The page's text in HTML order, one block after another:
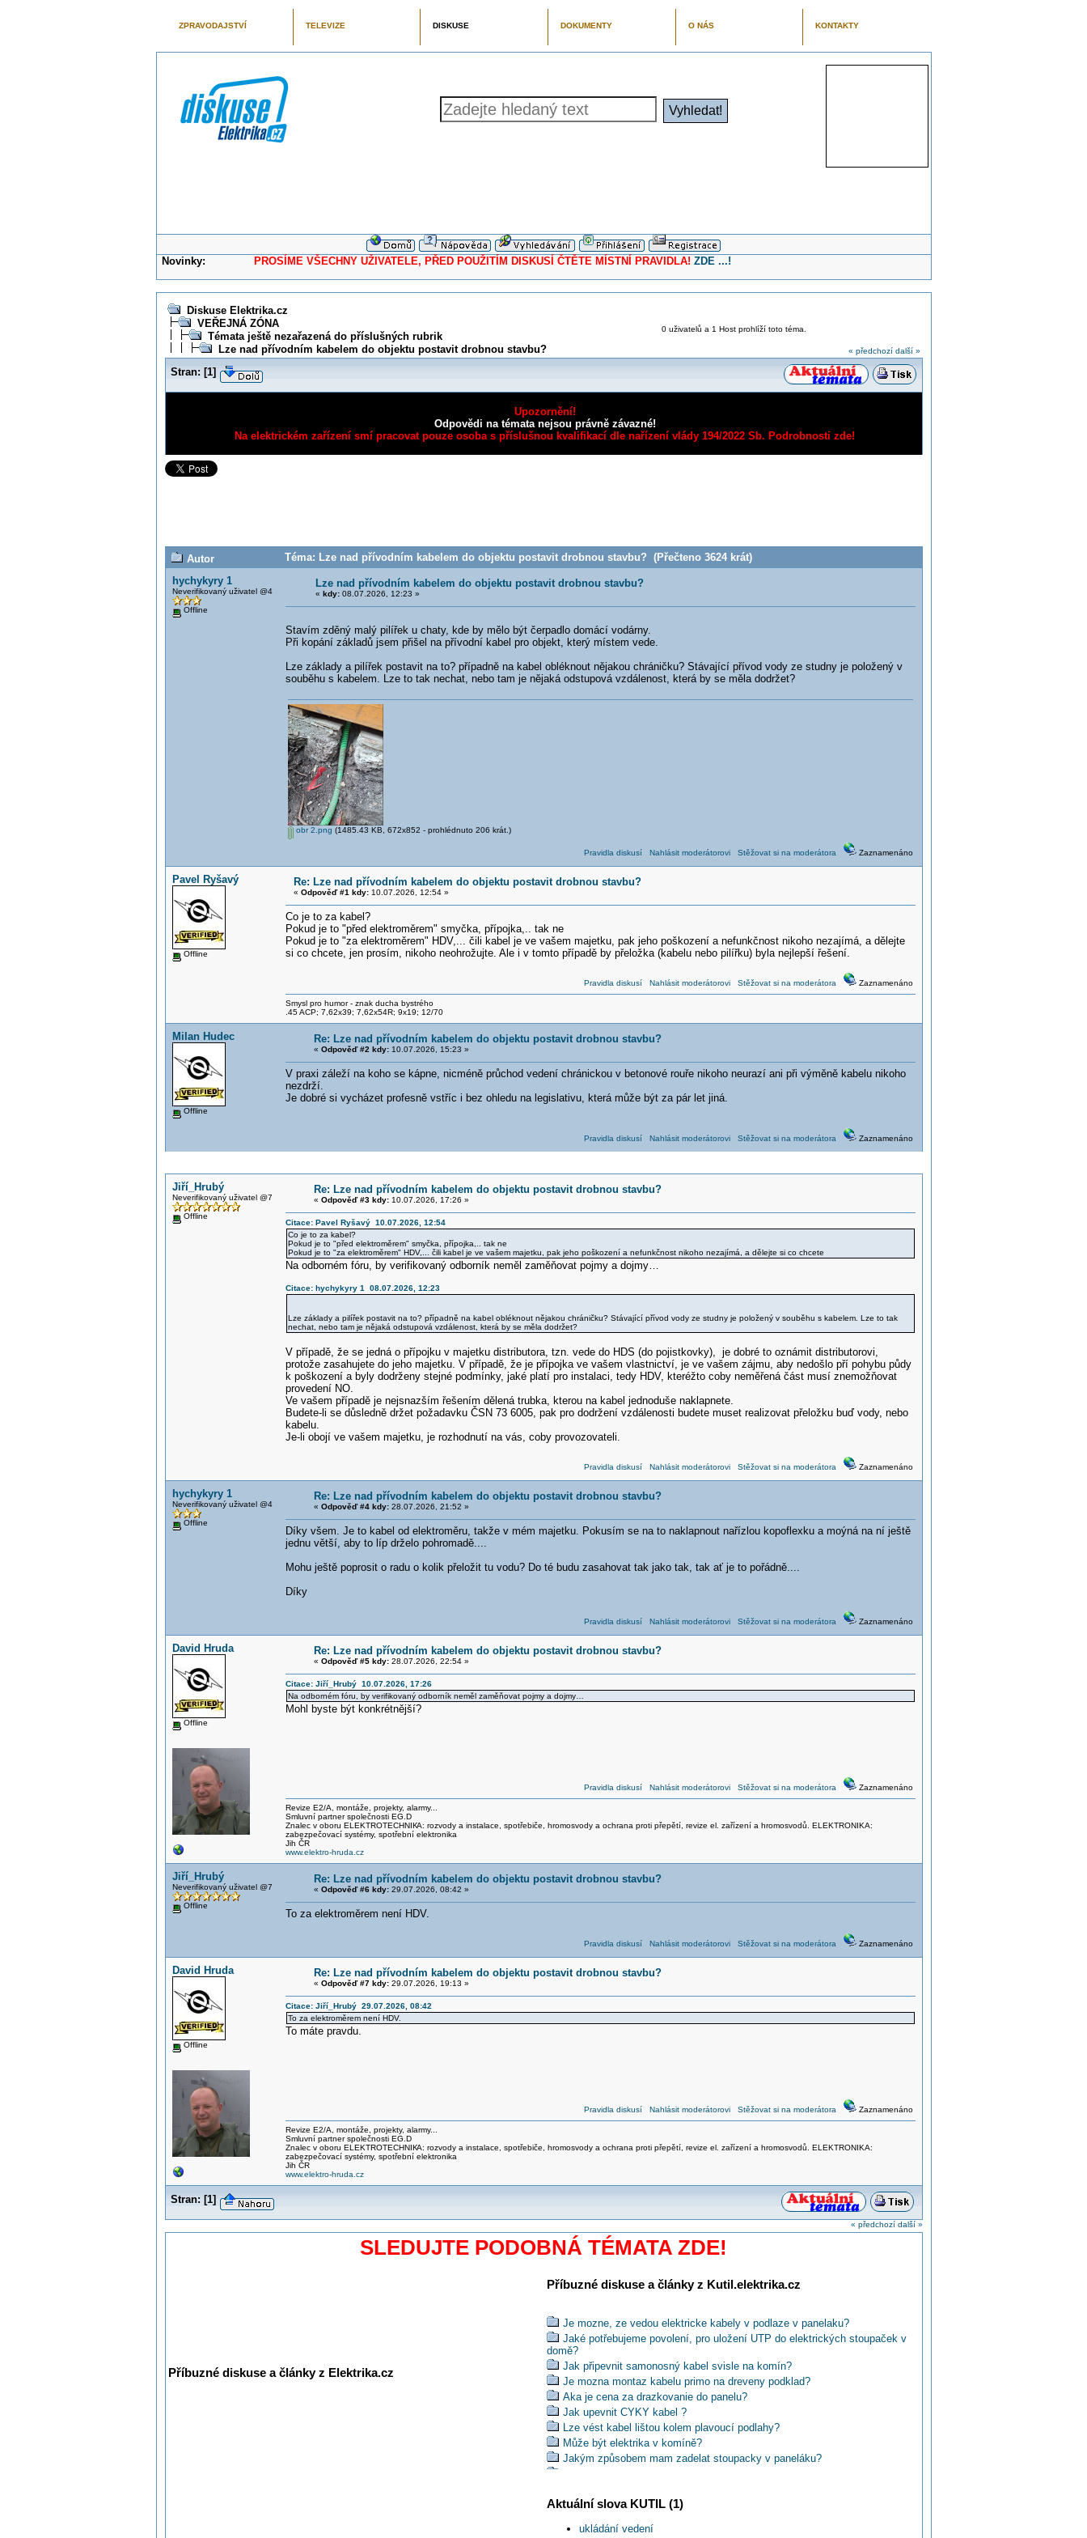
ZPRAVODAJSTVÍ TELEVIZE DISKUSE DOKUMENTY O NÁS KONTAKTY
Novinky: PROSÍME VŠECHNY UŽIVATELE, PŘED POUŽITÍM DISKUSÍ ČTĚTE MÍSTNÍ PRAVIDLA! ZDE ...!
Diskuse Elektrika.cz
VEŘEJNÁ ZÓNA
Témata ještě nezařazená do příslušných rubrik
Lze nad přívodním kabelem do objektu postavit drobnou stavbu?
0 uživatelů a 1 Host prohlíží toto téma.
« předchozí další »
Stran: [1]
Upozornění!
Odpovědi na témata nejsou právně závazné!
Na elektrickém zařízení smí pracovat pouze osoba s příslušnou kvalifikací dle nařízení vlády 194/2022 Sb. Podrobnosti zde!
Autor
Téma: Lze nad přívodním kabelem do objektu postavit drobnou stavbu? (Přečteno 3624 krát)
hychykyry 1
Neverifikovaný uživatel @4
Offline
Lze nad přívodním kabelem do objektu postavit drobnou stavbu?
« kdy:08.07.2026, 12:23 »
Stavím zděný malý pilířek u chaty, kde by mělo být čerpadlo domácí vodárny.
Při kopání základů jsem přišel na přívodní kabel pro objekt, který místem vede.
Lze základy a pilířek postavit na to? případně na kabel obléknout nějakou chráničku? Stávající přívod vody ze studny je položený v
souběhu s kabelem. Lze to tak nechat, nebo tam je nějaká odstupová vzdálenost, která by se měla dodržet?
obr 2.png (1485.43 KB, 672x852 - prohlédnuto 206 krát.)
Pravidla diskusí Nahlásit moderátorovi Stěžovat si na moderátora Zaznamenáno
Pavel Ryšavý
Offline
Re: Lze nad přívodním kabelem do objektu postavit drobnou stavbu?
« Odpověď #1 kdy:10.07.2026, 12:54 »
Co je to za kabel?
Pokud je to "před elektroměrem" smyčka, přípojka,.. tak ne
Pokud je to "za elektroměrem" HDV,... čili kabel je ve vašem majetku, pak jeho poškození a nefunkčnost nikoho nezajímá, a dělejte
si co chcete, jen prosím, nikoho neohrožujte. Ale i v tomto případě by přeložka (kabelu nebo pilířku) byla nejlepší řešení.
Pravidla diskusí Nahlásit moderátorovi Stěžovat si na moderátora Zaznamenáno
Smysl pro humor - znak ducha bystrého
.45 ACP; 7,62x39; 7,62x54R; 9x19; 12/70
Milan Hudec
Offline
Re: Lze nad přívodním kabelem do objektu postavit drobnou stavbu?
« Odpověď #2 kdy:10.07.2026, 15:23 »
V praxi záleží na koho se kápne, nicméně průchod vedení chránickou v betonové rouře nikoho neurazí ani při výměně kabelu nikoho
nezdrží.
Je dobré si vycházet profesně vstříc i bez ohledu na legislativu, která může být za pár let jiná.
Pravidla diskusí Nahlásit moderátorovi Stěžovat si na moderátora Zaznamenáno
Jiří_Hrubý
Neverifikovaný uživatel @7
Offline
Re: Lze nad přívodním kabelem do objektu postavit drobnou stavbu?
« Odpověď #3 kdy:10.07.2026, 17:26 »
Citace: Pavel Ryšavý 10.07.2026, 12:54
Co je to za kabel?
Pokud je to "před elektroměrem" smyčka, přípojka,.. tak ne
Pokud je to "za elektroměrem" HDV,... čili kabel je ve vašem majetku, pak jeho poškození a nefunkčnost nikoho nezajímá, a dělejte si co chcete
Na odborném fóru, by verifikovaný odborník neměl zaměňovat pojmy a dojmy…
Citace: hychykyry 1 08.07.2026, 12:23
Lze základy a pilířek postavit na to? případně na kabel obléknout nějakou chráničku? Stávající přívod vody ze studny je položený v souběhu s kabelem. Lze to tak
nechat, nebo tam je nějaká odstupová vzdálenost, která by se měla dodržet?
V případě, že se jedná o přípojku v majetku distributora, tzn. vede do HDS (do pojistkovky), je dobré to oznámit distributorovi,
protože zasahujete do jeho majetku. V případě, že je přípojka ve vašem vlastnictví, je ve vašem zájmu, aby nedošlo pří pohybu půdy
k poškození a byly dodrženy stejné podmínky, jaké platí pro instalaci, tedy HDV, kteréžto coby neměřená část musí znemožňovat
provedení NO.
Ve vašem případě je nejsnazším řešením dělená trubka, kterou na kabel jednoduše naklapnete.
Budete-li se důsledně držet požadavku ČSN 73 6005, pak pro dodržení vzdálenosti budete muset realizovat přeložku buď vody, nebo
kabelu.
Je-li obojí ve vašem majetku, je rozhodnutí na vás, coby provozovateli.
Pravidla diskusí Nahlásit moderátorovi Stěžovat si na moderátora Zaznamenáno
hychykyry 1
Neverifikovaný uživatel @4
Offline
Re: Lze nad přívodním kabelem do objektu postavit drobnou stavbu?
« Odpověď #4 kdy:28.07.2026, 21:52 »
Díky všem. Je to kabel od elektroměru, takže v mém majetku. Pokusím se na to naklapnout nařízlou kopoflexku a moýná na ní ještě
jednu větší, aby to líp drželo pohromadě....
Mohu ještě poprosit o radu o kolik přeložit tu vodu? Do té budu zasahovat tak jako tak, tak ať je to pořádně....
Díky
Pravidla diskusí Nahlásit moderátorovi Stěžovat si na moderátora Zaznamenáno
David Hruda
Offline
Re: Lze nad přívodním kabelem do objektu postavit drobnou stavbu?
« Odpověď #5 kdy:28.07.2026, 22:54 »
Citace: Jiří_Hrubý 10.07.2026, 17:26
Na odborném fóru, by verifikovaný odborník neměl zaměňovat pojmy a dojmy…
Mohl byste být konkrétnější?
Pravidla diskusí Nahlásit moderátorovi Stěžovat si na moderátora Zaznamenáno
Revize E2/A, montáže, projekty, alarmy...
Smluvní partner společnosti EG.D
Znalec v oboru ELEKTROTECHNIKA: rozvody a instalace, spotřebiče, hromosvody a ochrana proti přepětí, revize el. zařízení a hromosvodů. ELEKTRONIKA:
zabezpečovací systémy, spotřební elektronika
Jih ČR
www.elektro-hruda.cz
Jiří_Hrubý
Neverifikovaný uživatel @7
Offline
Re: Lze nad přívodním kabelem do objektu postavit drobnou stavbu?
« Odpověď #6 kdy:29.07.2026, 08:42 »
To za elektroměrem není HDV.
Pravidla diskusí Nahlásit moderátorovi Stěžovat si na moderátora Zaznamenáno
David Hruda
Offline
Re: Lze nad přívodním kabelem do objektu postavit drobnou stavbu?
« Odpověď #7 kdy:29.07.2026, 19:13 »
Citace: Jiří_Hrubý 29.07.2026, 08:42
To za elektroměrem není HDV.
To máte pravdu.
Pravidla diskusí Nahlásit moderátorovi Stěžovat si na moderátora Zaznamenáno
Revize E2/A, montáže, projekty, alarmy...
Smluvní partner společnosti EG.D
Znalec v oboru ELEKTROTECHNIKA: rozvody a instalace, spotřebiče, hromosvody a ochrana proti přepětí, revize el. zařízení a hromosvodů. ELEKTRONIKA:
zabezpečovací systémy, spotřební elektronika
Jih ČR
www.elektro-hruda.cz
Stran: [1]
« předchozí další »
SLEDUJTE PODOBNÁ TÉMATA ZDE!
Příbuzné diskuse a články z Elektrika.cz
Příbuzné diskuse a články z Kutil.elektrika.cz
Je mozne, ze vedou elektricke kabely v podlaze v panelaku?
Jaké potřebujeme povolení, pro uložení UTP do elektrických stoupaček v
domě?
Jak připevnit samonosný kabel svisle na komín?
Je mozna montaz kabelu primo na dreveny podklad?
Aka je cena za drazkovanie do panelu?
Jak upevnit CYKY kabel ?
Lze vést kabel lištou kolem plavoucí podlahy?
Může být elektrika v komíně?
Jakým způsobem mam zadelat stoupacky v paneláku?
Mohu umístit vedenie elektrickej instalacie v RD v podlahe?
Lze použít PVC elektroinstalační lišty do nevytápěných prostor?
Aktuální slova KUTIL (1)
ukládání vedení